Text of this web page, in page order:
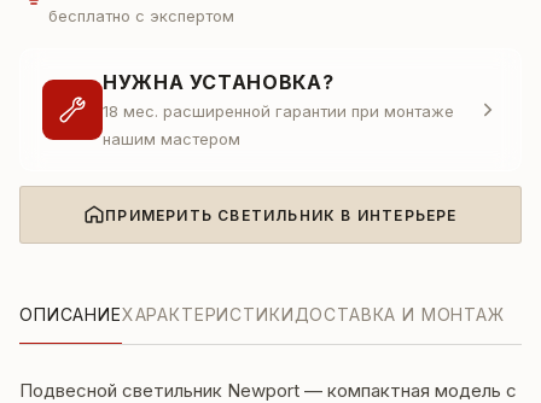
бесплатно с экспертом
НУЖНА УСТАНОВКА?
18 мес. расширенной гарантии при монтаже
нашим мастером
ПРИМЕРИТЬ СВЕТИЛЬНИК В ИНТЕРЬЕРЕ
ОПИСАНИЕХАРАКТЕРИСТИКИДОСТАВКА И МОНТАЖ
Подвесной светильник Newport — компактная модель с